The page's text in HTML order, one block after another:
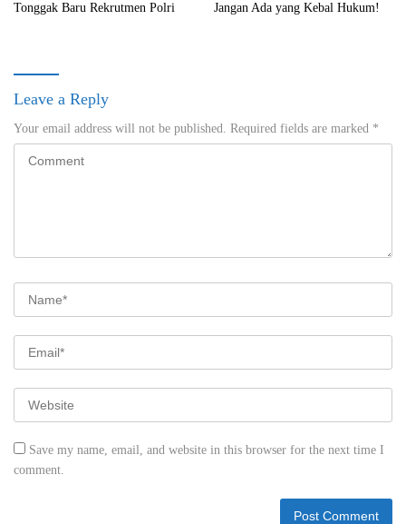
Tonggak Baru Rekrutmen Polri
Jangan Ada yang Kebal Hukum!
Leave a Reply
Your email address will not be published. Required fields are marked *
Save my name, email, and website in this browser for the next time I
comment.